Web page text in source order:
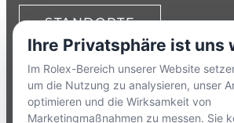
STANDORTE
+49 8386 3729790
ZUMKONTAKTFORMULAR
Ihre Privatsphäre ist uns
Im Rolex-Bereich unserer Website
um die Nutzung zu analysieren, unser
optimieren und die Wirksamkeit von
Marketingmaßnahmen zu messen. Sie